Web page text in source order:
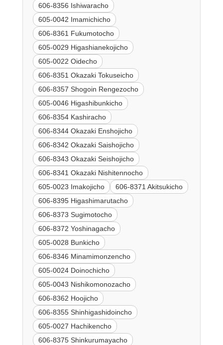
606-8356 Ishiwaracho
605-0042 Imamichicho
606-8361 Fukumotocho
605-0029 Higashianekojicho
605-0022 Oidecho
606-8351 Okazaki Tokuseicho
606-8357 Shogoin Rengezocho
605-0046 Higashibunkicho
606-8354 Kashiracho
606-8344 Okazaki Enshojicho
606-8342 Okazaki Saishojicho
606-8343 Okazaki Seishojicho
606-8341 Okazaki Nishitennocho
605-0023 Imakojicho
606-8371 Akitsukicho
606-8395 Higashimarutacho
606-8373 Sugimotocho
606-8372 Yoshinagacho
605-0028 Bunkicho
606-8346 Minamimonzencho
605-0024 Doinochicho
605-0043 Nishikomonozacho
606-8362 Hoojicho
606-8355 Shinhigashidoincho
605-0027 Hachikencho
606-8375 Shinkurumayacho